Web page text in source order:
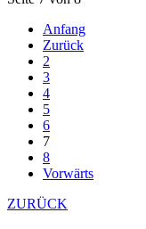
Anfang
Zurück
2
3
4
5
6
7
8
Vorwärts
ZURÜCK